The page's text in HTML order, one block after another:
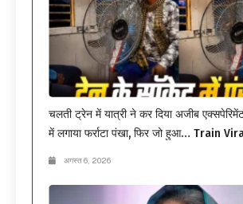
चलती ट्रेन में यात्री ने कर दिया अजीब
में लगाया फर्राटा पंखा, फिर जो हुआ… Train
अगस्त 6, 2026